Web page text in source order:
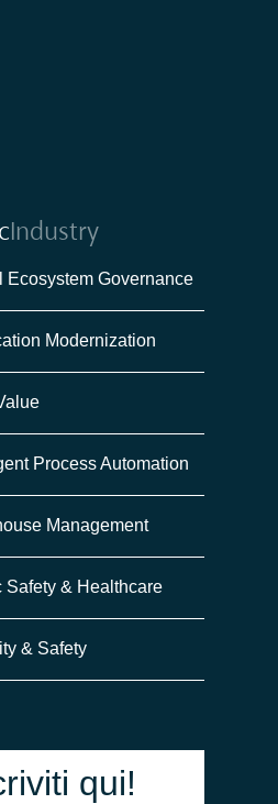
Industry
Ecosystem Governance
Modernization
Process Automation
Management
Safety & Healthcare
& Safety
qui!